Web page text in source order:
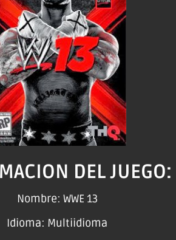
DEL JUEGO:
Nombre: WWE 13
Idioma: Multiidioma